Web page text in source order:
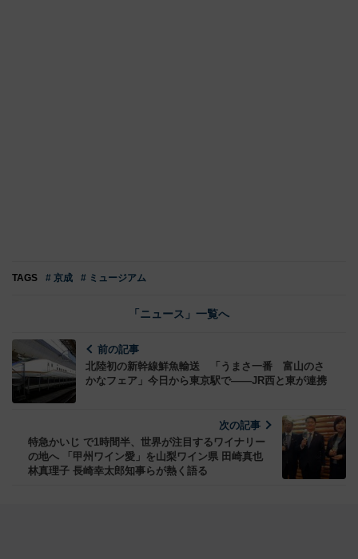
TAGS # 京成 # ミュージアム
「ニュース」一覧へ
前の記事
北陸初の新幹線鮮魚輸送 「うまさ一番 富山のさ
かなフェア」今日から東京駅で――JR西と東が連携
次の記事
特急かいじ で1時間半、世界が注目するワイナリー
の地へ 「甲州ワイン愛」を山梨ワイン県 田崎真也
林真理子 長崎幸太郎知事らが熱く語る